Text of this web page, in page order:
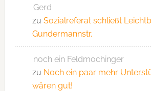
Gerd
zu Sozialreferat schließt
Gundermannstr.
noch ein Feldmochinger
zu Noch ein paar mehr
wären gut!